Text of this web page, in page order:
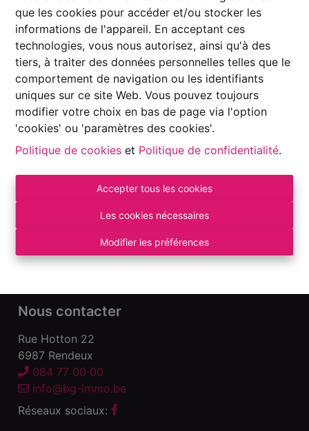
que les cookies pour accéder et/ou stocker les
informations de l'appareil. En acceptant ces
technologies, vous nous autorisez, ainsi qu'à des
tiers, à traiter des données personnelles telles que le
comportement de navigation ou les identifiants
uniques sur ce site Web. Vous pouvez toujours
modifier votre choix en bas de page via l'option
'cookies' ou 'paramètres des cookies'.
Politique de cookies et Politique de confidentialité.
Accepter tous les cookies
Les cookies nécessaires
Modifier les préférences
À Vendre À Louer
Autorité de surveillance:
du Luxembourg 16 B – 1000 Bruxelles. Sous
des devoirs de l\'agent immobilier
Déclaration de confidentialité-Conditions
Nous contacter
Rue Hotton 22
6987 Rendeux
084 77 00 00
info@bg-immo.be
Réseaux sociaux: